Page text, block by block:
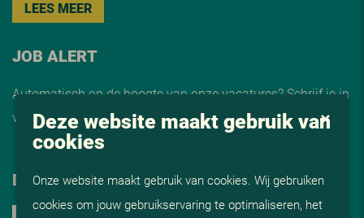
LEES MEER
JOB ALERT
Automatisch op de hoogte van onze vacatures? Schrijf je in
voor dejob alert
DELEN
Deze website maakt gebruik van
cookies
Onze website maakt gebruik van cookies. Wij gebruiken
cookies om jouw gebruikservaring te optimaliseren, het